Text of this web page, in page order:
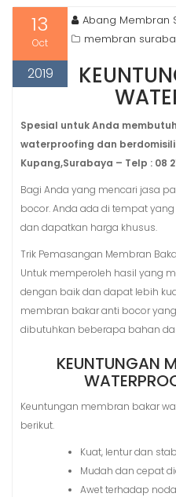
13
Oct
2019
Abang Membran
membran
Spesial untuk Anda
waterproofing dan berdomisili
Kupang,Surabaya – Telp : 08
Bagi Anda yang mencari jasa
bocor. Anda ada di tempat
dan dapatkan harga khusus.
Trik Pemasangan Membran
Untuk memperoleh hasil yang
dengan baik dan dapat lebih
membran bakar anti bocor
dibutuhkan beberapa bahan
KEUNTUNGAN
Keuntungan membran bakar
berikut.
Kuat, lentur dan
Mudah dan cepat
Awet terhadap